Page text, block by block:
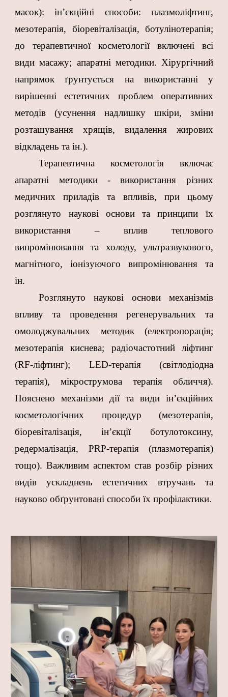
масок): ін’єкційні способи: плазмоліфтинг,
мезотерапія, біоревіталізація, ботулінотерапія;
до терапевтичної косметології включені всі
види масажу; апаратні методики. Хірургічний
напрямок ґрунтується на використанні у
вирішенні естетичних проблем оперативних
методів (усунення надлишку шкіри, зміни
розташування хрящів, видалення жирових
відкладень та ін.).
Терапевтична косметологія включає
апаратні методики - використання різних
медичних приладів та впливів, при цьому
розглянуто наукові основи та принципи їх
використання – вплив теплового
випромінювання та холоду, ультразвукового,
магнітного, іонізуючого випромінювання та
ін.
Розглянуто наукові основи механізмів
впливу та проведення регенерувальних та
омолоджувальних методик (електропорація;
мезотерапія киснева; радіочастотний ліфтинг
(RF-ліфтинг); LED-терапія (світлодіодна
терапія), мікрострумова терапія обличчя).
Пояснено механізми дії та види ін’єкційних
косметологічних процедур (мезотерапія,
біоревіталізація, ін’єкції ботулотоксину,
редермалізація, PRP-терапія (плазмотерапія)
тощо). Важливим аспектом став розбір різних
видів ускладнень естетичних втручань та
науково обґрунтовані способи їх профілактики.